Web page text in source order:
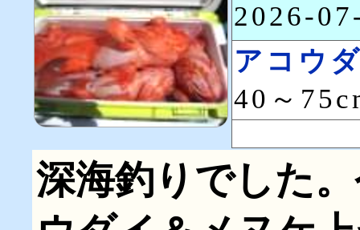
2026-
アコウ
40～
深海釣りでした